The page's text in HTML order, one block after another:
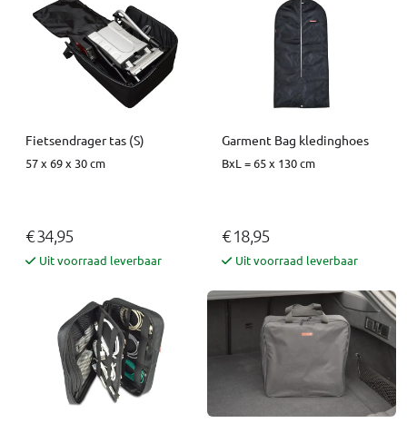
Fietsendrager tas (S)
57 x 69 x 30 cm
€ 34,95
Uit voorraad leverbaar
Garment Bag kledinghoes
BxL = 65 x 130 cm
€ 18,95
Uit voorraad leverbaar